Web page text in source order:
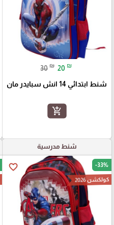
30 ₪ 20 ₪
شنط ابتدائي 14 انش سبايدر مان
add_shopping_cart
شنط مدرسية
favorite_border -33%
كولكشن 2026